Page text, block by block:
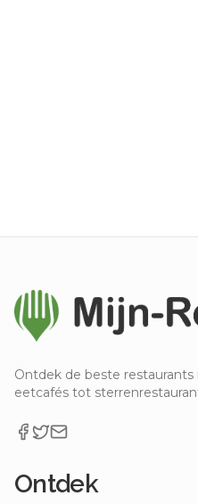
Ontdek de beste restaurants
eetcafés tot
Ontdek